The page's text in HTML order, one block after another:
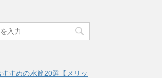
すすめの水筒20選【メリッ